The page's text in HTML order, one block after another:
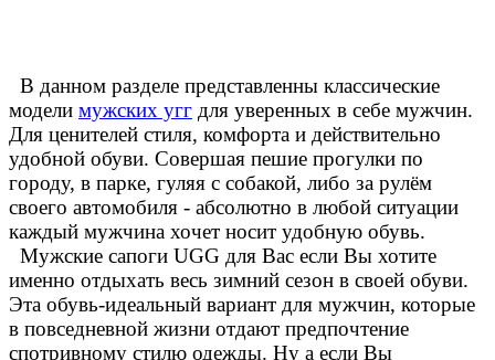
В данном разделе представленны классические
модели мужских угг для уверенных в себе мужчин.
Для ценителей стиля, комфорта и действительно
удобной обуви. Совершая пешие прогулки по
городу, в парке, гуляя с собакой, либо за рулём
своего автомобиля - абсолютно в любой ситуации
каждый мужчина хочет носит удобную обувь.
Мужские сапоги UGG для Вас если Вы хотите
именно отдыхать весь зимний сезон в своей обуви.
Эта обувь-идеальный вариант для мужчин, которые
в повседневной жизни отдают предпочтение
спотривному стилю одежды. Ну а если Вы